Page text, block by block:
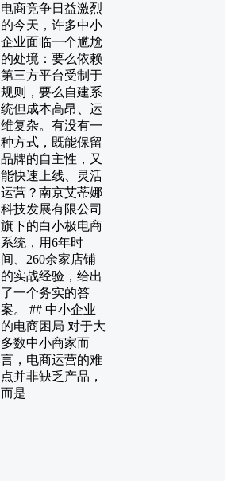
电商竞争日益激烈
的今天，许多中小
企业面临一个尴尬
的处境：要么依赖
第三方平台受制于
规则，要么自建系
统但成本高昂、运
维复杂。有没有一
种方式，既能保留
品牌的自主性，又
能快速上线、灵活
运营？南京艾蒂娜
科技发展有限公司
旗下的白小极电商
系统，用6年时
间、260余家店铺
的实战经验，给出
了一个务实的答
案。 ## 中小企业
的电商困局 对于大
多数中小商家而
言，电商运营的难
点并非缺乏产品，
而是